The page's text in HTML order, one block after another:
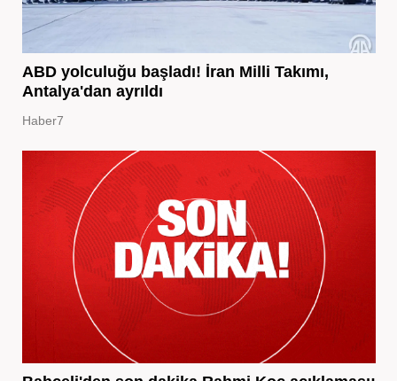
ABD yolculuğu başladı! İran Milli Takımı,
Antalya'dan ayrıldı
Haber7